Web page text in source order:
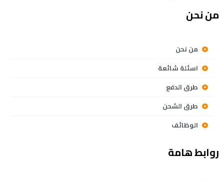
من نحن
من نحن
اسئلة شائعة
طرق الدفع
طرق الشحن
الوظائف
روابط هامة